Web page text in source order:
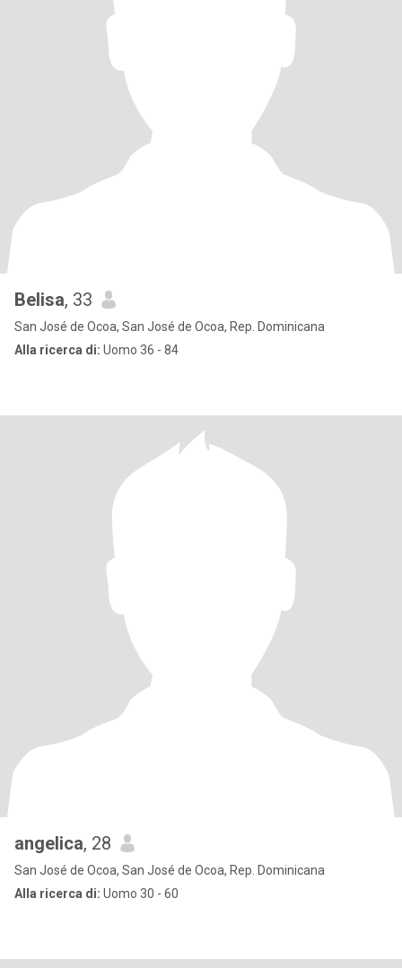
Belisa, 33
San José de Ocoa, San José de Ocoa, Rep. Dominicana
Alla ricerca di: Uomo 36 - 84
angelica, 28
San José de Ocoa, San José de Ocoa, Rep. Dominicana
Alla ricerca di: Uomo 30 - 60